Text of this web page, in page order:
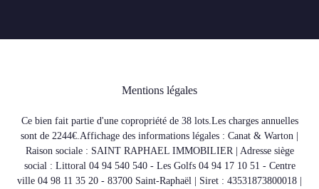
Mentions légales
Ce bien fait partie d'une copropriété de 38 lots.Les charges annuelles
sont de 2244€. Affichage des informations légales : Canat & Warton |
Raison sociale : SAINT RAPHAEL IMMOBILIER | Adresse siège
social : Littoral 04 94 540 540 - Les Golfs 04 94 17 10 51 - Centre
ville 04 98 11 35 20 - 83700 Saint-Raphaël | Siret : 43531873800018 |